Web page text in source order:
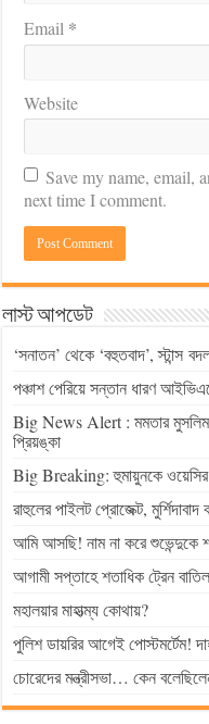
Email *
Website
Save my name, email,
next time I comment.
লাস্ট আপডেট
‘সনাতন’ থেকে ‘বহুতবাদ’, স্টান্স
পঞ্চাশ পেরিয়ে সন্তান ধারণ
Big News Alert : মমতার
প্রিয়ঙ্কা
Big Breaking: হুমায়ুনকে ওয়েসির
রাহুলের পাইলট প্রোজেক্ট,
আমি আসছি! নাম না করে শুভেন্দুকে
আগামী সপ্তাহে শতাধিক ট্রেন বাতিল
মহালয়ার মাহাত্ম্য কোথায়?
পুলিশ ডায়রির আগেই পোস্টমর্টেম!
চোরেদের মন্ত্রীসভা… কেন